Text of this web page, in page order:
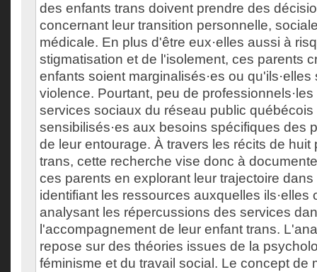
des enfants trans doivent prendre des
concernant leur transition personnelle,
médicale. En plus d'être eux·elles aussi à
stigmatisation et de l'isolement, ces parents
enfants soient marginalisés·es ou
violence. Pourtant, peu de
services sociaux du réseau public québécois
sensibilisés·es aux besoins spécifiques des
de leur entourage. À travers les récits de huit
trans, cette recherche vise donc à
ces parents en explorant leur trajectoire
identifiant les ressources auxquelles ils·elles
analysant les répercussions des services
l'accompagnement de leur enfant trans.
repose sur des théories issues de la
féminisme et du travail social. Le concept de